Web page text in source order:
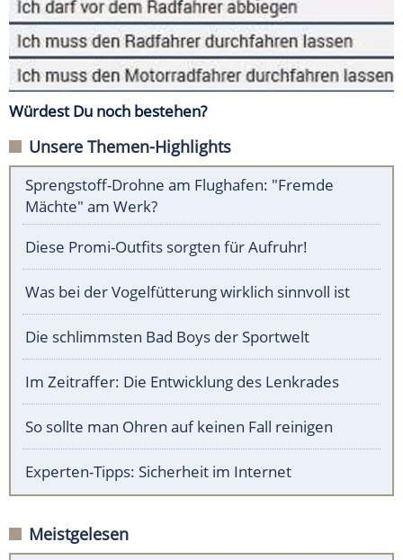
Würdest Du noch bestehen?
Unsere Themen-Highlights
Sprengstoff-Drohne am Flughafen: "Fremde
Mächte" am Werk?
Diese Promi-Outfits sorgten für Aufruhr!
Was bei der Vogelfütterung wirklich sinnvoll ist
Die schlimmsten Bad Boys der Sportwelt
Im Zeitraffer: Die Entwicklung des Lenkrades
So sollte man Ohren auf keinen Fall reinigen
Experten-Tipps: Sicherheit im Internet
Meistgelesen